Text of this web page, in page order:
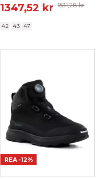
1347,52 kr 1531,28 kr
42 43 47
REA -12%